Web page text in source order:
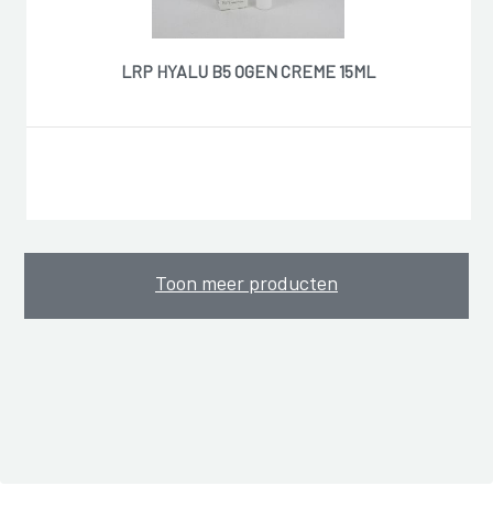
LRP HYALU B5 OGEN CREME 15ML
Toon meer producten